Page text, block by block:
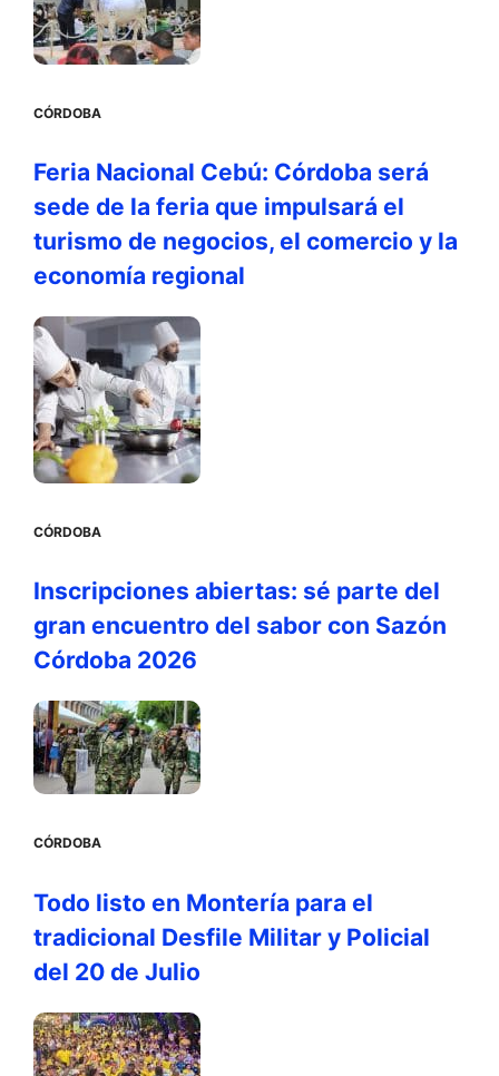
CÓRDOBA
Feria Nacional Cebú: Córdoba será
sede de la feria que impulsará el
turismo de negocios, el comercio y la
economía regional
CÓRDOBA
Inscripciones abiertas: sé parte del
gran encuentro del sabor con Sazón
Córdoba 2026
CÓRDOBA
Todo listo en Montería para el
tradicional Desfile Militar y Policial
del 20 de Julio